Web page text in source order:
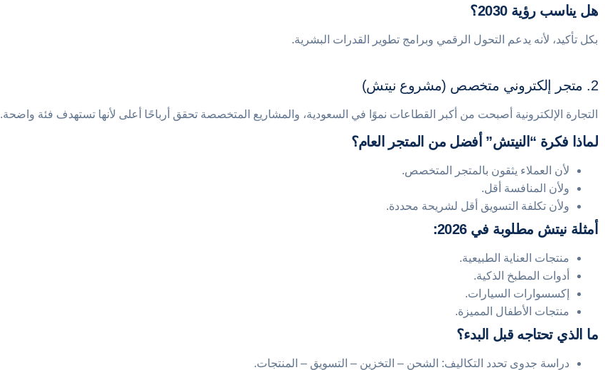
هل يناسب رؤية 2030؟
بكل تأكيد، لأنه يدعم التحول الرقمي وبرامج تطوير القدرات البشرية.
2. متجر إلكتروني متخصص (مشروع نيتش)
التجارة الإلكترونية أصبحت من أكبر القطاعات نموًا في السعودية، والمشاريع المتخصصة تحقق أرباحًا أعلى لأنها تستهدف فئة واضحة.
لماذا فكرة “النيتش” أفضل من المتجر العام؟
لأن العملاء يثقون بالمتجر المتخصص.
ولأن المنافسة أقل.
ولأن تكلفة التسويق أقل لشريحة محددة.
أمثلة نيتش مطلوبة في 2026:
منتجات العناية الطبيعية.
أدوات المطبخ الذكية.
إكسسوارات السيارات.
منتجات الأطفال المميزة.
ما الذي تحتاجه قبل البدء؟
دراسة جدوى تحدد التكاليف: الشحن – التخزين – التسويق – المنتجات.